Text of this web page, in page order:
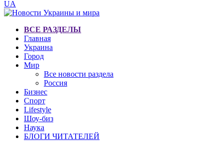
UA
ВСЕ РАЗДЕЛЫ
Главная
Украина
Город
Мир
Все новости раздела
Россия
Бизнес
Спорт
Lifestyle
Шоу-биз
Наука
БЛОГИ ЧИТАТЕЛЕЙ